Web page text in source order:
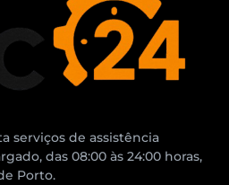
serviços de assistência
das 08:00 às 24:00 horas,
Porto.